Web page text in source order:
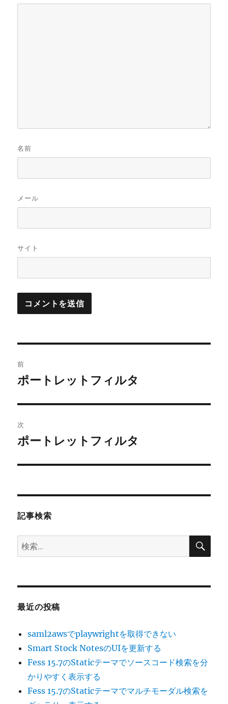
名前
メール
サイト
稿
ビ
ゲ
ー
前
前
投
稿:
ポートレットフィルタ
次
次
投
ポートレットフィルタ
記事検索
検
索:
検
最近の投稿
saml2awsでplaywrightを取得できない
Smart Stock NotesのUIを更新する
Fess 15.7のStaticテーマでソースコード検索を分
かりやすく表示する
Fess 15.7のStaticテーマでマルチモーダル検索を